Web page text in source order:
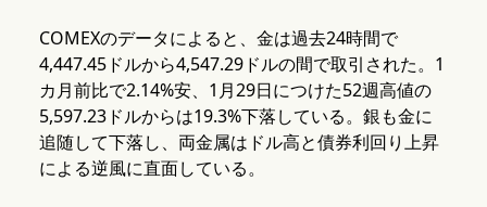
COMEXのデータによると、金は過去24時間で
4,447.45ドルから4,547.29ドルの間で取引された。1
カ月前比で2.14%安、1月29日につけた52週高値の
5,597.23ドルからは19.3%下落している。銀も金に
追随して下落し、両金属はドル高と債券利回り上昇
による逆風に直面している。